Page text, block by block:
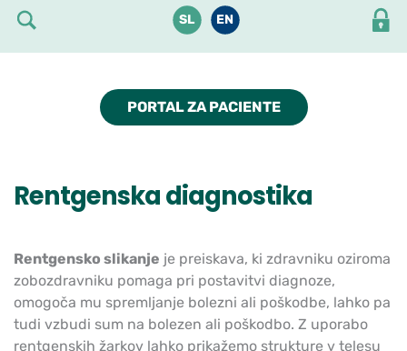
SL EN
PORTAL ZA PACIENTE
Rentgenska diagnostika
Rentgensko slikanje je preiskava, ki zdravniku oziroma
zobozdravniku pomaga pri postavitvi diagnoze,
omogoča mu spremljanje bolezni ali poškodbe, lahko pa
tudi vzbudi sum na bolezen ali poškodbo. Z uporabo
rentgenskih žarkov lahko prikažemo strukture v telesu